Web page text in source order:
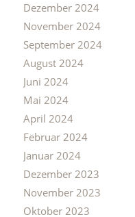
Dezember 2024
November 2024
September 2024
August 2024
Juni 2024
Mai 2024
April 2024
Februar 2024
Januar 2024
Dezember 2023
November 2023
Oktober 2023